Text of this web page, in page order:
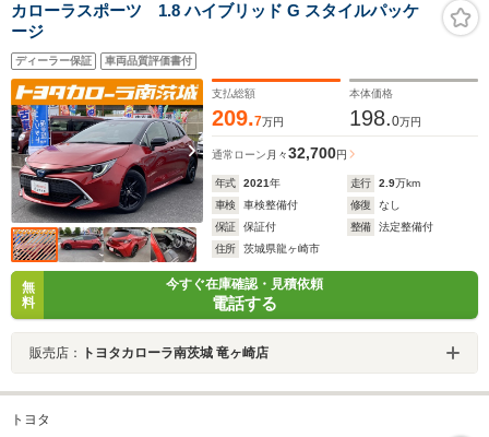
カローラスポーツ 1.8 ハイブリッド G スタイルパッケ
ージ
ディーラー保証 車両品質評価書付
支払総額
209.7万円
本体価格
198.0万円
通常ローン 月々32,700円
年式 2021年 走行 2.9万km
車検
車検整備付 修復
なし
保証
保証付 整備
法定整備付
住所
茨城県龍ヶ崎市
無
料
今すぐ在庫確認・見積依頼
電話する
販売店： トヨタカローラ南茨城 竜ヶ崎店
トヨタ